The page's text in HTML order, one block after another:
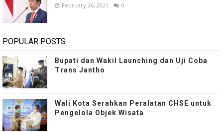
February 26, 2021 0
POPULAR POSTS
Bupati dan Wakil Launching dan Uji Coba
Trans Jantho
Wali Kota Serahkan Peralatan CHSE untuk
Pengelola Objek Wisata